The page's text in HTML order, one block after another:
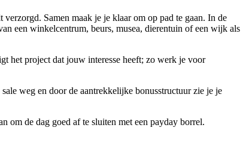
Samen maak je je klaar om op pad te gaan. In de
een winkelcentrum, beurs, musea, dierentuin of een wijk als
het project dat jouw interesse heeft; zo werk je voor
weg en door de aantrekkelijke bonusstructuur zie je je
om de dag goed af te sluiten met een payday borrel.